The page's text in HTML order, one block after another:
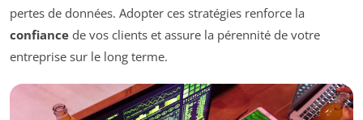
pertes de données. Adopter ces stratégies renforce la
confiance de vos clients et assure la pérennité de votre
entreprise sur le long terme.